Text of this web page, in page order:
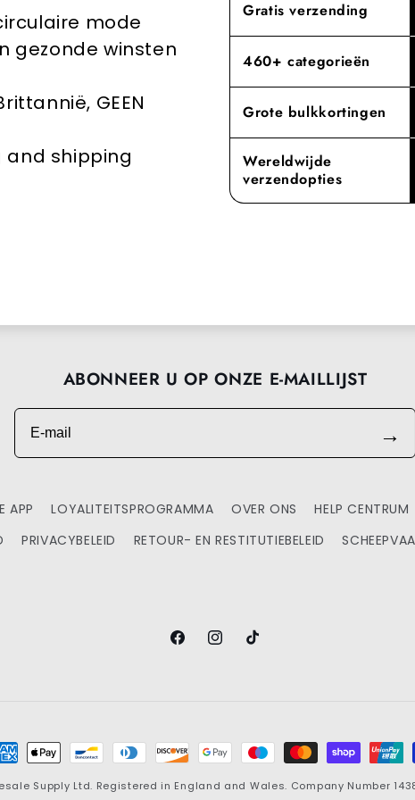
toewijding
mode
gezonde winsten
GEEN
shipping
Gratis verzending
460+ categorieën
Grote bulkkortingen
Wereldwijde
verzendopties
ABONNEER U OP ONZE E-MAILLIJST
E-mail
→
APP LOYALITEITSPROGRAMMA OVER ONS HELP CENTRUM
PRIVACYBELEID RETOUR- EN RESTITUTIEBELEID
FacebookInstagramTikTok
Supply Ltd. Registered in England and Wales. Company Number